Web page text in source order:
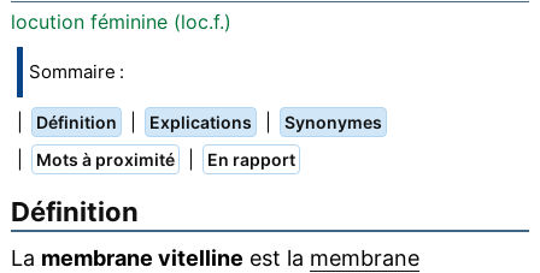
locution féminine (loc.f.)
Sommaire :
Définition Explications Synonymes
Mots à proximité En rapport
Définition
La membrane vitelline est la membrane